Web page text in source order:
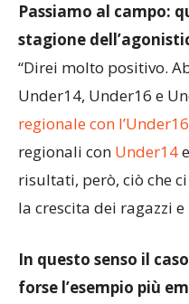
Passiamo al campo:
stagione
“Direi molto positivo.
Under14, Under16 e
regionale con l’Under16
regionali con Under14e
risultati, però, ciò che
la crescita dei ragazzi
In questo senso il
forse l’esempio più